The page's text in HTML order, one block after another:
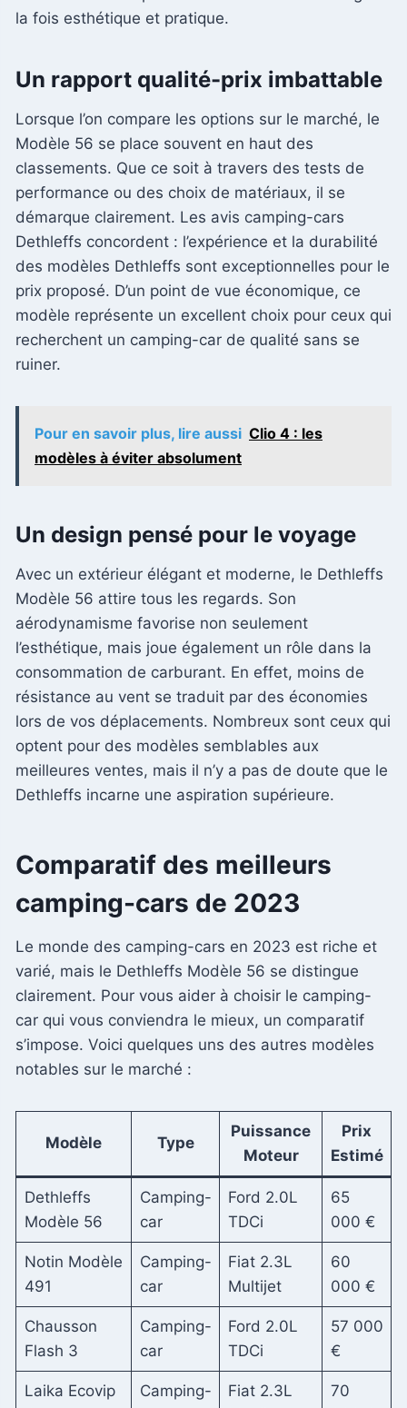
la fois esthétique et pratique.
Un rapport qualité-prix imbattable
Lorsque l’on compare les options sur le marché, le
Modèle 56 se place souvent en haut des
classements. Que ce soit à travers des tests de
performance ou des choix de matériaux, il se
démarque clairement. Les avis camping-cars
Dethleffs concordent : l’expérience et la durabilité
des modèles Dethleffs sont exceptionnelles pour le
prix proposé. D’un point de vue économique, ce
modèle représente un excellent choix pour ceux qui
recherchent un camping-car de qualité sans se
ruiner.
Pour en savoir plus, lire aussi Clio 4 : les
modèles à éviter absolument
Un design pensé pour le voyage
Avec un extérieur élégant et moderne, le Dethleffs
Modèle 56 attire tous les regards. Son
aérodynamisme favorise non seulement
l’esthétique, mais joue également un rôle dans la
consommation de carburant. En effet, moins de
résistance au vent se traduit par des économies
lors de vos déplacements. Nombreux sont ceux qui
optent pour des modèles semblables aux
meilleures ventes, mais il n’y a pas de doute que le
Dethleffs incarne une aspiration supérieure.
Comparatif des meilleurs
camping-cars de 2023
Le monde des camping-cars en 2023 est riche et
varié, mais le Dethleffs Modèle 56 se distingue
clairement. Pour vous aider à choisir le camping-
car qui vous conviendra le mieux, un comparatif
s’impose. Voici quelques uns des autres modèles
notables sur le marché :
Modèle Type
Puissance
Moteur
Prix
Estimé
Dethleffs
Modèle 56
Camping-
car
Ford 2.0L
TDCi
65
000 €
Notin Modèle
491
Camping-
car
Fiat 2.3L
Multijet
60
000 €
Chausson
Flash 3
Camping-
car
Ford 2.0L
TDCi
57 000
€
Laika Ecovip
Camping-
Fiat 2.3L
70